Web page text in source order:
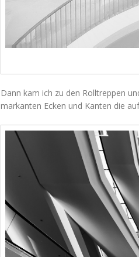
Dann kam ich zu den Rolltreppen
markanten Ecken und Kanten die